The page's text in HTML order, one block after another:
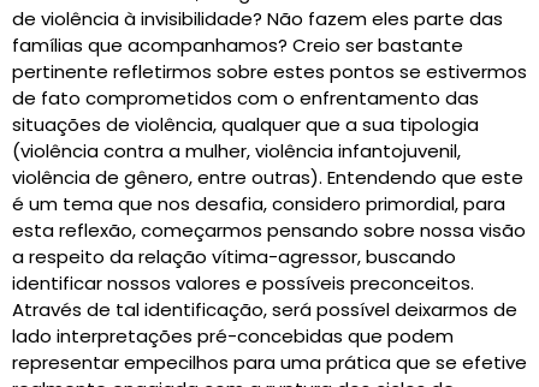
de violência à invisibilidade? Não fazem eles parte das
famílias que acompanhamos? Creio ser bastante
pertinente refletirmos sobre estes pontos se estivermos
de fato comprometidos com o enfrentamento das
situações de violência, qualquer que a sua tipologia
(violência contra a mulher, violência infantojuvenil,
violência de gênero, entre outras). Entendendo que este
é um tema que nos desafia, considero primordial, para
esta reflexão, começarmos pensando sobre nossa visão
a respeito da relação vítima-agressor, buscando
identificar nossos valores e possíveis preconceitos.
Através de tal identificação, será possível deixarmos de
lado interpretações pré-concebidas que podem
representar empecilhos para uma prática que se efetive